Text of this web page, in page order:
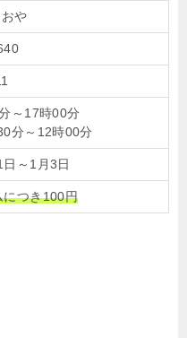
や
～17時00分
分～12時00分
日～1月3日
につき100円